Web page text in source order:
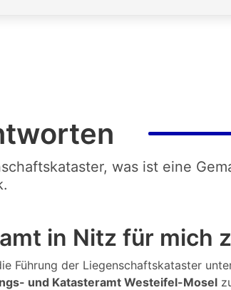
was ist eine
in Nitz für mich
Führung der Liegenschaftskataster
und Katasteramt Westeifel-Mosel